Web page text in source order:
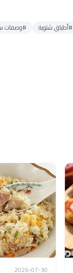
#أطباق شتوية #وصفات
2026-07-30